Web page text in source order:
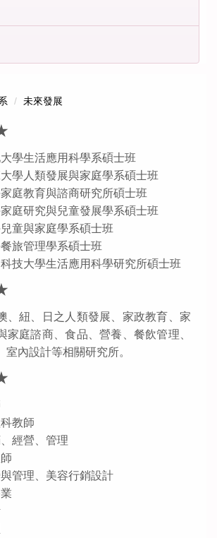
未來發展
學生活應用科學系碩士班
學人類發展與家庭學系碩士班
庭教育與諮商研究所碩士班
庭研究與兒童發展學系碩士班
童與家庭學系碩士班
旅管理學系碩士班
技大學生活應用科學研究所碩士班
、紐、日之人類發展、家政教育、家
家庭諮商、食品、營養、餐飲管理、
室內設計等相關研究所。
教師
經營、管理
管理、美容行銷設計